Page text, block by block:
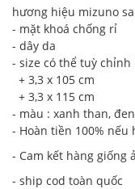
hương hiệu mizuno
- mặt khoá chống rỉ
- dây da
- size có thể tuỳ chỉnh
+ 3,3 x 105 cm
+ 3,3 x 115 cm
- màu : xanh than,
- Hoàn tiền 100% nếu
- Cam kết hàng giống
- ship cod toàn quốc